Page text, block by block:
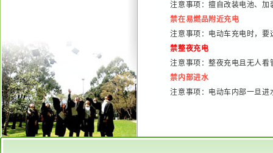
注意事项：擅自改装电池、
禁在易燃品附近充电
注意事项：电动车充电时，
禁整夜充电
注意事项：整夜充电且无人
禁内部进水
注意事项：电动车内部一旦